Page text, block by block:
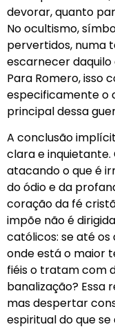
devorar, quanto
No ocultismo,
pervertidos, numa
escarnecer daquilo
Para Romero, isso
especificamente o
principal dessa
A conclusão
clara e inquietante.
atacando o que é
do ódio e da
coração da fé
impõe não é
católicos: se até
onde está o maior
fiéis o tratam com
banalização? Essa
mas despertar
espiritual do que